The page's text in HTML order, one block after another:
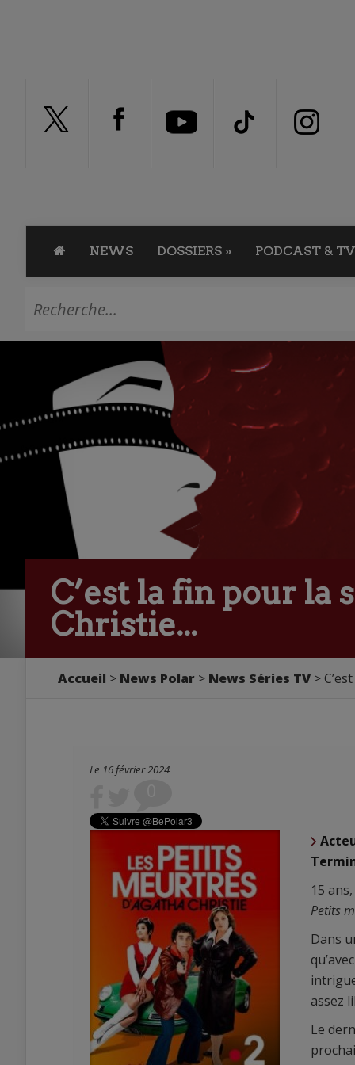
NEWS DOSSIERS » PODCAST & TV
C’est la fin pour la
Christie...
Accueil > News Polar > News Séries TV >
Le 16 février 2024
15
Petits
Dans
assez
Le